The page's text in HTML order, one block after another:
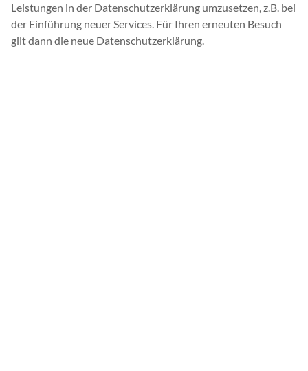
Leistungen in der Datenschutzerklärung umzusetzen, z.B. bei
der Einführung neuer Services. Für Ihren erneuten Besuch
gilt dann die neue Datenschutzerklärung.